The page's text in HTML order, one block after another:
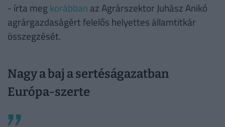
- írta meg korábban az Agrárszektor Juhász Anikó
agrárgazdaságért felelős helyettes államtitkár
összegzését.
Nagy a baj a sertéságazatban
Európa-szerte